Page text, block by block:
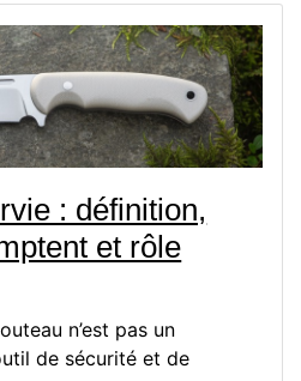
: définition,
et rôle
n’est pas un
de sécurité et de